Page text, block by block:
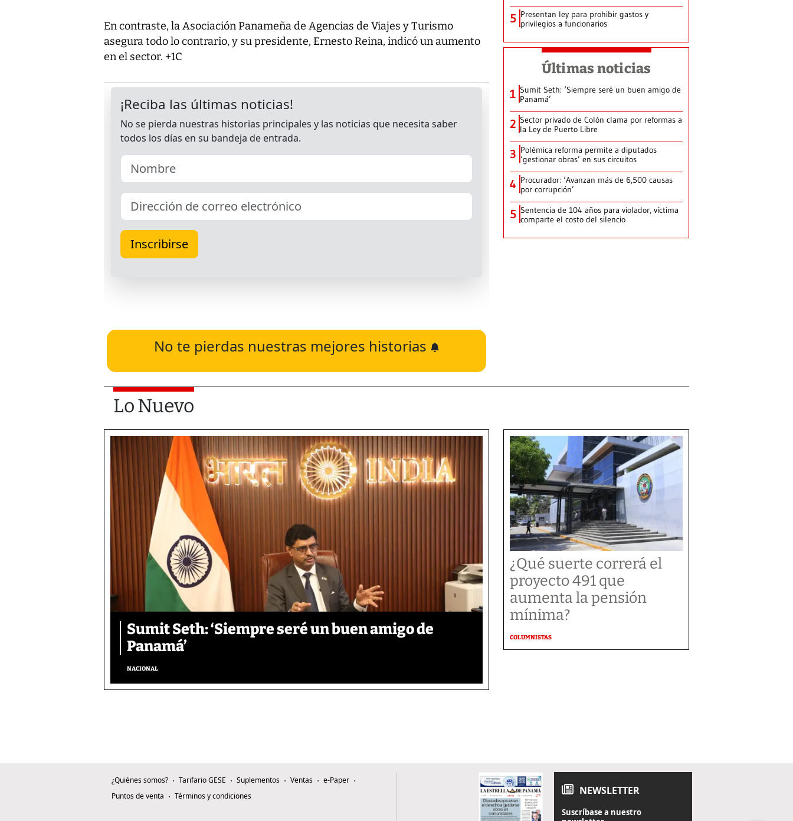
En contraste, la Asociación Panameña de Agencias de Viajes y Turismo
asegura todo lo contrario, y su presidente, Ernesto Reina, indicó un aumento
en el sector. +1C
No te pierdas nuestras mejores historias
5 Presentan ley para prohibir gastos y
privilegios a funcionarios
Últimas noticias
1 Sumit Seth: ‘Siempre seré un buen amigo de
Panamá’
2 Sector privado de Colón clama por reformas a
la Ley de Puerto Libre
3 Polémica reforma permite a diputados
‘gestionar obras’ en sus circuitos
4 Procurador: ‘Avanzan más de 6,500 causas
por corrupción’
5 Sentencia de 104 años para violador, víctima
comparte el costo del silencio
Lo Nuevo
Sumit Seth: ‘Siempre seré un buen amigo de
Panamá’
NACIONAL
¿Qué suerte correrá el
proyecto 491 que
aumenta la pensión
mínima?
COLUMNISTAS
¿Quiénes somos? Tarifario GESE Suplementos Ventas
e-Paper
Puntos de venta
Términos y condiciones NEWSLETTER
Suscríbase a nuestro